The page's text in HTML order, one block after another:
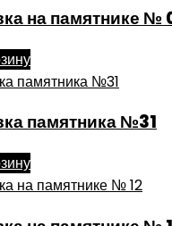
на памятнике №
памятника №31